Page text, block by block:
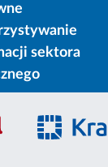
sektora